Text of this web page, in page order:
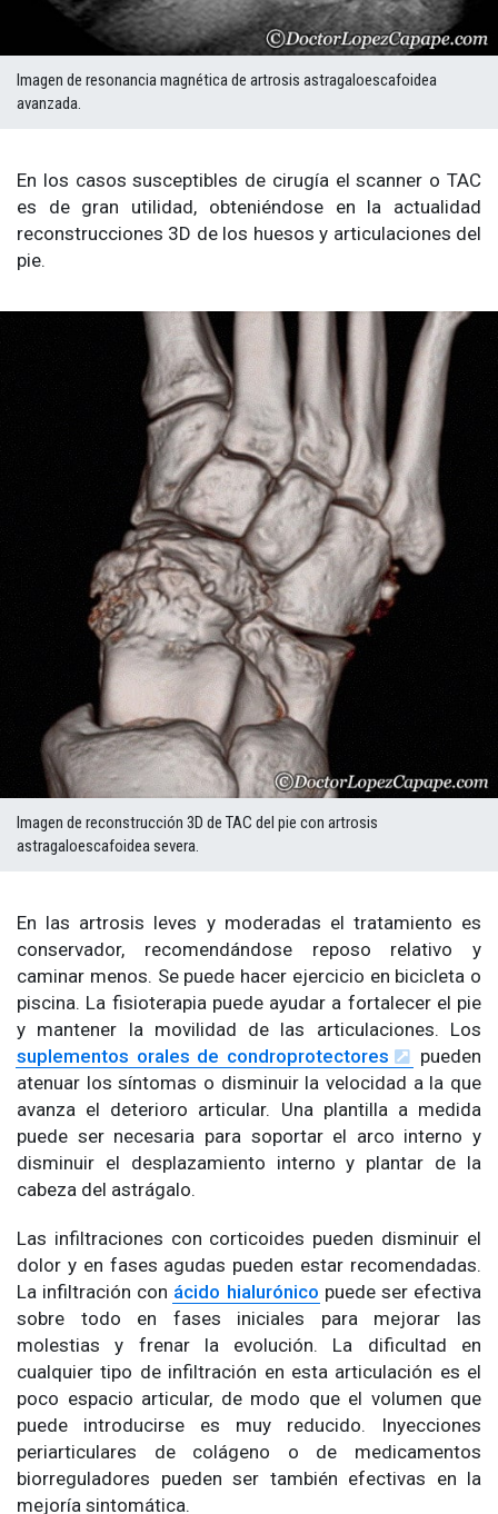
Imagen de resonancia magnética de artrosis astragaloescafoidea
avanzada.
En los casos susceptibles de cirugía el scanner o TAC
es de gran utilidad, obteniéndose en la actualidad
reconstrucciones 3D de los huesos y articulaciones del
pie.
Imagen de reconstrucción 3D de TAC del pie con artrosis
astragaloescafoidea severa.
En las artrosis leves y moderadas el tratamiento es
conservador, recomendándose reposo relativo y
caminar menos. Se puede hacer ejercicio en bicicleta o
piscina. La fisioterapia puede ayudar a fortalecer el pie
y mantener la movilidad de las articulaciones. Los
suplementos orales de condroprotectores
pueden
atenuar los síntomas o disminuir la velocidad a la que
avanza el deterioro articular. Una plantilla a medida
puede ser necesaria para soportar el arco interno y
disminuir el desplazamiento interno y plantar de la
cabeza del astrágalo.
Las infiltraciones con corticoides pueden disminuir el
dolor y en fases agudas pueden estar recomendadas.
La infiltración con ácido hialurónico puede ser efectiva
sobre todo en fases iniciales para mejorar las
molestias y frenar la evolución. La dificultad en
cualquier tipo de infiltración en esta articulación es el
poco espacio articular, de modo que el volumen que
puede introducirse es muy reducido. Inyecciones
periarticulares de colágeno o de medicamentos
biorreguladores pueden ser también efectivas en la
mejoría sintomática.